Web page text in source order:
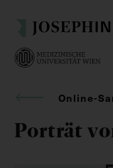
Online-
Porträt